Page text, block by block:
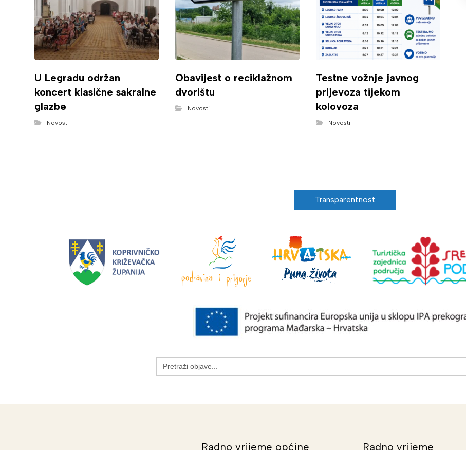
U Legradu održan
koncert klasične sakralne
glazbe
Novosti
Obavijest o reciklažnom
dvorištu
Novosti
Testne vožnje javnog
prijevoza tijekom
kolovoza
Novosti
Transparentnost
Search
for:
Radno vrijeme općine Radno vrijeme